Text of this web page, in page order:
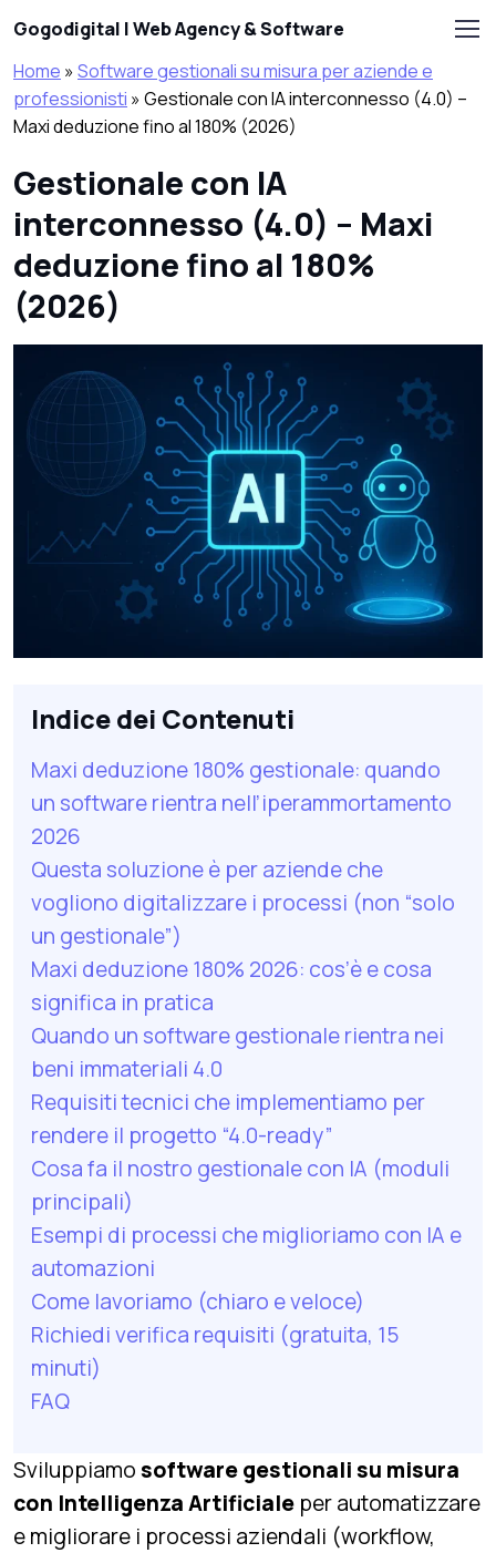
Gogodigital | Web Agency & Software
Home »Software gestionali su misura per aziende e
professionisti »Gestionale con IA interconnesso (4.0) –
Maxi deduzione fino al 180% (2026)
Gestionale con IA
interconnesso (4.0) – Maxi
deduzione fino al 180%
(2026)
Indice dei Contenuti
Maxi deduzione 180% gestionale: quando
un software rientra nell’iperammortamento
2026
Questa soluzione è per aziende che
vogliono digitalizzare i processi (non “solo
un gestionale”)
Maxi deduzione 180% 2026: cos’è e cosa
significa in pratica
Quando un software gestionale rientra nei
beni immateriali 4.0
Requisiti tecnici che implementiamo per
rendere il progetto “4.0-ready”
Cosa fa il nostro gestionale con IA (moduli
principali)
Esempi di processi che miglioriamo con IA e
automazioni
Come lavoriamo (chiaro e veloce)
Richiedi verifica requisiti (gratuita, 15
minuti)
FAQ
Sviluppiamosoftware gestionali su misura
con Intelligenza Artificiale per automatizzare
e migliorare i processi aziendali (workflow,